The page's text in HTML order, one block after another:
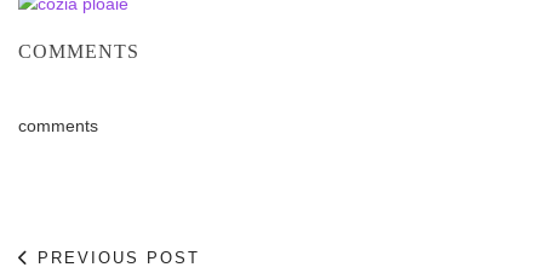
COMMENTS
comments
PREVIOUS POST